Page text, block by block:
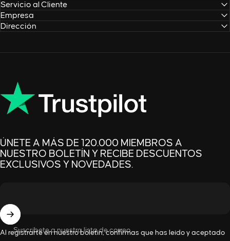
Servicio al Cliente
Empresa
Dirección
ÚNETE A MÁS DE 120.000 MIEMBROS A
NUESTRO BOLETÍN Y RECIBE DESCUENTOS
EXCLUSIVOS Y NOVEDADES.
Suscríbete a nuestra lista de correo
Al registrarte en nuestro boletín, confirmas que has leído y aceptado